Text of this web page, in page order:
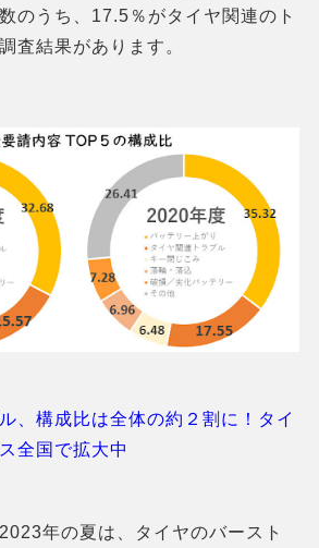
のうち、17.5％がタイヤ関連のト
査結果があります。
、構成比は全体の約２割に！タイ
全国で拡大中
年の夏は、タイヤのバースト